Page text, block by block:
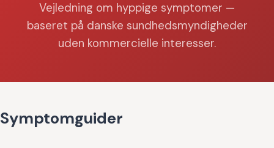
Vejledning om hyppige symptomer —
baseret på danske sundhedsmyndigheder
uden kommercielle interesser.
Symptomguider